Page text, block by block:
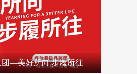
团—美好所向 步履所往